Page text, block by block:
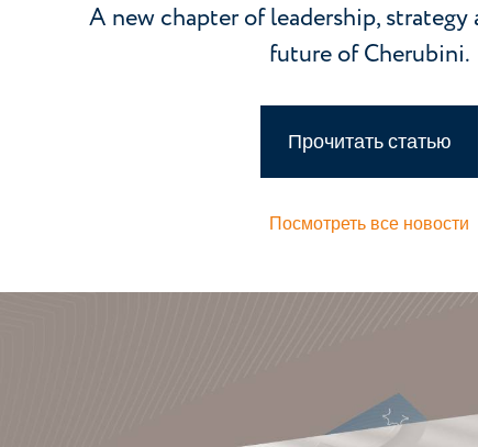
A new chapter of leadership,
future of Cherubini.
Прочитать статью
Посмотреть все новости